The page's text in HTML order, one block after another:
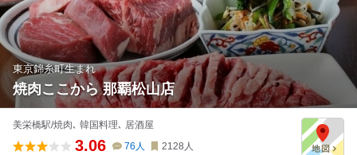
東京錦糸町生まれ
焼肉ここから 那覇松山店
美栄橋駅/焼肉､ 韓国料理､ 居酒屋
3.06 76 人 2128 人